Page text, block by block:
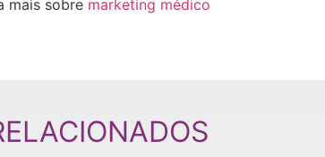
mais sobre marketing médico